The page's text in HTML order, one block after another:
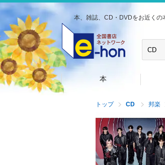
本、雑誌、CD・DVDをお近くの
本
トップ CD 邦楽